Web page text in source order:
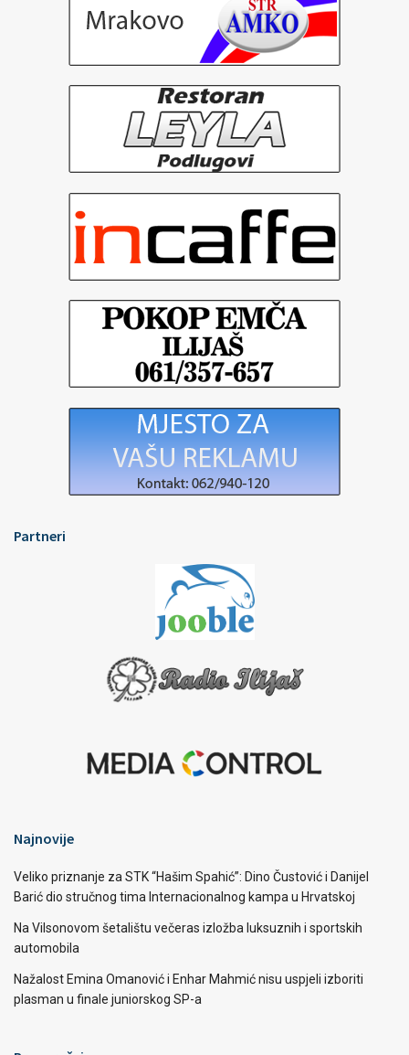
Partneri
Najnovije
Veliko priznanje za STK “Hašim Spahić”: Dino Čustović i Danijel
Barić dio stručnog tima Internacionalnog kampa u Hrvatskoj
Na Vilsonovom šetalištu večeras izložba luksuznih i sportskih
automobila
Nažalost Emina Omanović i Enhar Mahmić nisu uspjeli izboriti
plasman u finale juniorskog SP-a